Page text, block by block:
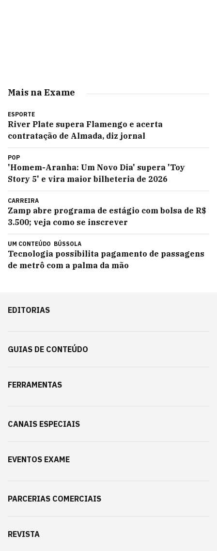
Mais na Exame
ESPORTE
River Plate supera Flamengo e acerta
contratação de Almada, diz jornal
POP
'Homem-Aranha: Um Novo Dia' supera 'Toy
Story 5' e vira maior bilheteria de 2026
CARREIRA
Zamp abre programa de estágio com bolsa de R$
3.500; veja como se inscrever
UM CONTEÚDO BÚSSOLA
Tecnologia possibilita pagamento de passagens
de metrô com a palma da mão
EDITORIAS
GUIAS DE CONTEÚDO
FERRAMENTAS
CANAIS ESPECIAIS
EVENTOS EXAME
PARCERIAS COMERCIAIS
REVISTA